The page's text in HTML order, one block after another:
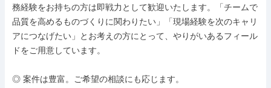
務経験をお持ちの方は即戦力として歓迎いたします。「チームで
品質を高めるものづくりに関わりたい」「現場経験を次のキャリ
アにつなげたい」とお考えの方にとって、やりがいあるフィール
ドをご用意しています。
◎ 案件は豊富。ご希望の相談にも応じます。